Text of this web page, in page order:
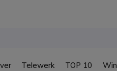
Telewerk TOP 10